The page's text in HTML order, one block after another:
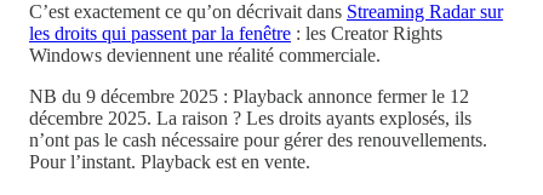
C’est exactement ce qu’on décrivait dans Streaming Radar sur
les droits qui passent par la fenêtre : les Creator Rights
Windows deviennent une réalité commerciale.
NB du 9 décembre 2025 : Playback annonce fermer le 12
décembre 2025. La raison ? Les droits ayants explosés, ils
n’ont pas le cash nécessaire pour gérer des renouvellements.
Pour l’instant. Playback est en vente.